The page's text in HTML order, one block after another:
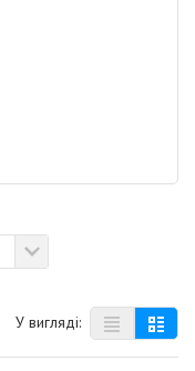
У вигляді: